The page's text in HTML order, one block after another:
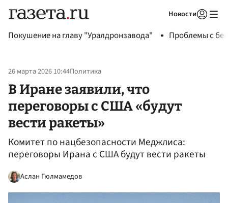
Новости
Покушение на главу "Уралдронзавода" Проблемы с
26 марта 2026 10:44Политика
В Иране заявили, что
переговоры с США «будут
вести ракеты»
Комитет по нацбезопасности Меджлиса:
переговоры Ирана с США будут вести ракеты
Аслан Гюлмамедов